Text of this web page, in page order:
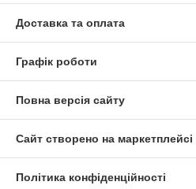
Доставка та оплата
Графік роботи
Повна версія сайту
Сайт створено на маркетплейсі
Політика конфіденційності